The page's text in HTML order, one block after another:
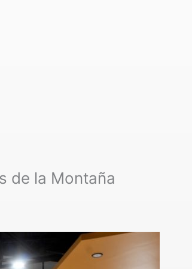
de la Montaña